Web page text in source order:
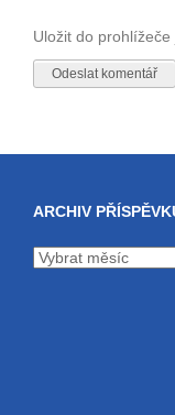
Uložit do
ARCHIV
Archiv